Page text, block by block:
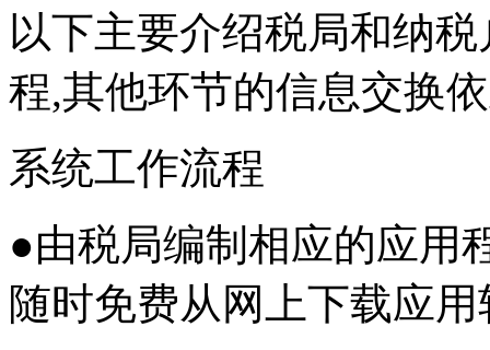
以下主要介绍税局和纳
程,其他环节的信息交
系统工作流程
●由税局编制相应的应用
随时免费从网上下载应